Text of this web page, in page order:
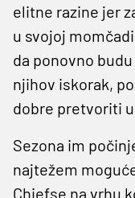
elitne razine jer
u svojoj
da ponovno
njihov iskorak,
dobre pretvoriti
Sezona im
najtežem
Chiefse na vrhu